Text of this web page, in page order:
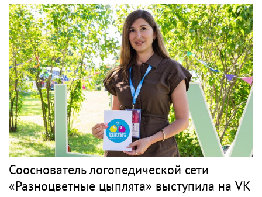
Сооснователь логопедической сети
«Разноцветные цыплята» выступила на VK